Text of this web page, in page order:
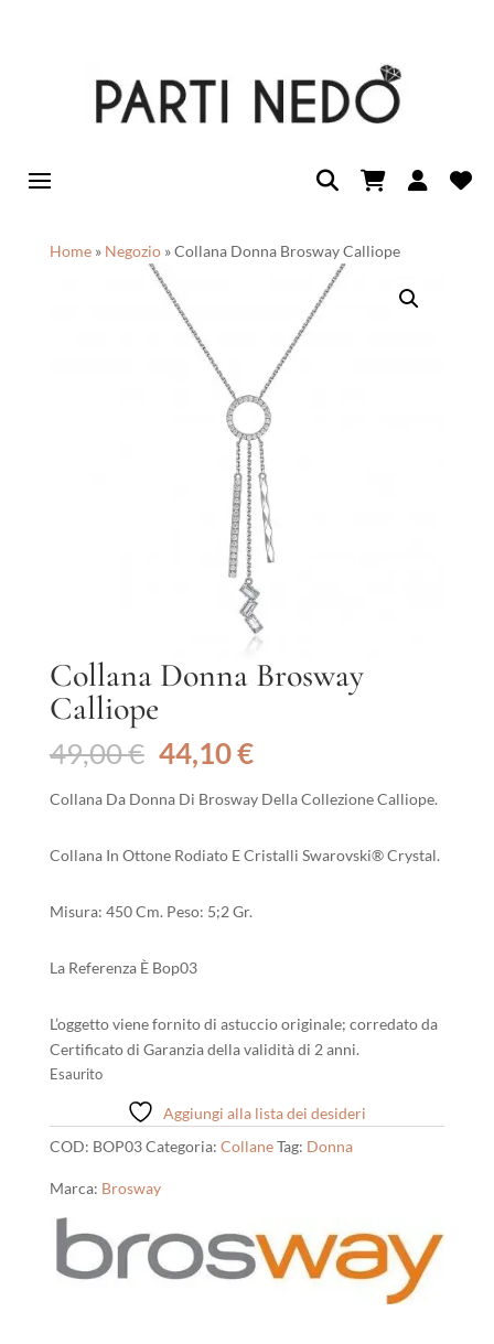
Home» Negozio»Collana Donna Brosway Calliope
Collana Donna Brosway
Calliope
49,00€ Il
prezzo
originale
49,00 €.
44,10€Il
attuale
44,10 €.
Collana Da Donna Di Brosway Della Collezione Calliope.
Collana In Ottone Rodiato E Cristalli Swarovski® Crystal.
Misura: 450 Cm. Peso: 5;2 Gr.
La Referenza È Bop03
L’oggetto viene fornito di astuccio originale; corredato da
Certificato di Garanzia della validità di 2 anni.
Esaurito
Aggiungi alla lista dei desideri
COD: BOP03Categoria: CollaneTag: Donna
Marca: Brosway